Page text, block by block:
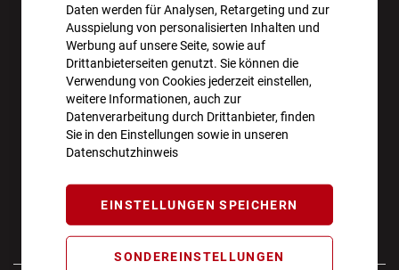
Daten werden für Analysen, Retargeting und zur
Ausspielung von personalisierten Inhalten und
Werbung auf unsere Seite, sowie auf
Drittanbieterseiten genutzt. Sie können die
Verwendung von Cookies jederzeit einstellen,
weitere Informationen, auch zur
Datenverarbeitung durch Drittanbieter, finden
Sie in den Einstellungen sowie in unseren
Datenschutzhinweis
EINSTELLUNGEN SPEICHERN
SONDEREINSTELLUNGEN
ANMELDEN
**Angebot gültig ab einem Bestellwert von 100€.
Abmeldung jederzeit möglich.
ÖFFNUNGSZEITEN
Montag - Freitag 10:00 - 18:00